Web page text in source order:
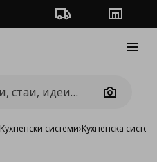
Проследяване на
Camera
Кухненски системи›Кухненска